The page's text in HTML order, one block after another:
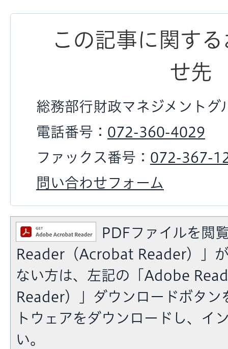
この記事に関す
せ先
総務部行財政マネジメントグ
電話番号： 072-360-4029
ファックス番号： 072-367-
問い合わせフォーム
PDFファイルを閲
Reader（Acrobat Reader）」
ない方は、左記の「Adobe
Reader）」ダウンロードボタン
トウェアをダウンロードし、イ
い。